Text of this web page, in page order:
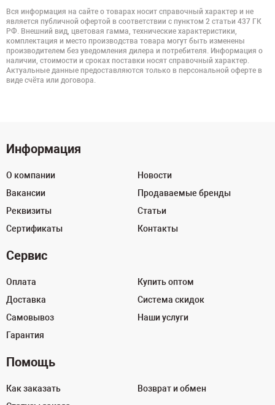
Вся информация на сайте о товарах носит справочный характер и не
является публичной офертой в соответствии с пунктом 2 статьи 437 ГК
РФ. Внешний вид, цветовая гамма, технические характеристики,
комплектация и место производства товара могут быть изменены
производителем без уведомления дилера и потребителя. Информация о
наличии, стоимости и сроках поставки носят справочный характер.
Актуальные данные предоставляются только в персональной оферте в
виде счёта или договора.
Информация
О компании
Вакансии
Реквизиты
Сертификаты
Новости
Продаваемые бренды
Статьи
Контакты
Сервис
Оплата
Доставка
Самовывоз
Гарантия
Купить оптом
Система скидок
Наши услуги
Помощь
Как заказать
Возврат и обмен